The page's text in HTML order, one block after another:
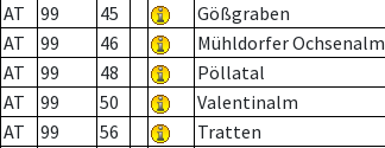
AT
99 45 Gößgraben
AT
99 46 Mühldorfer Ochsenalm
AT
99 48 Pöllatal
AT
99 50 Valentinalm
AT
99 56 Tratten